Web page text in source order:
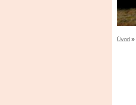
Úvod »